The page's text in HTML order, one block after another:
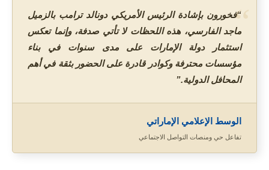
““فخورون بإشادة الرئيس الأمريكي دونالد ترامب بالزميل
ماجد الفارسي، هذه اللحظات لا تأتي صدفة، وإنما تعكس
استثمار دولة الإمارات على مدى سنوات في بناء
مؤسسات محترفة وكوادر قادرة على الحضور بثقة في أهم
المحافل الدولية.”
الوسط الإعلامي الإماراتي
تفاعل حي ومنصات التواصل الاجتماعي